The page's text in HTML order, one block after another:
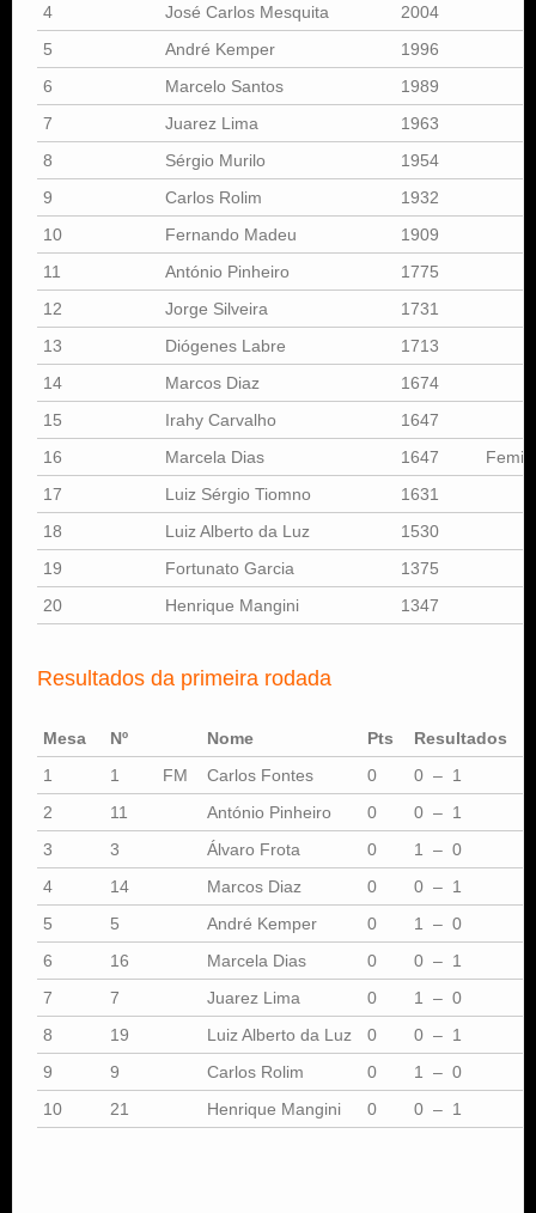
4
José Carlos Mesquita
2004
5
André Kemper
1996
6
Marcelo Santos
1989
7
Juarez Lima
1963
8
Sérgio Murilo
1954
9
Carlos Rolim
1932
10
Fernando Madeu
1909
11
António Pinheiro
1775
12
Jorge Silveira
1731
13
Diógenes Labre
1713
14
Marcos Diaz
1674
15
Irahy Carvalho
1647
16
Marcela Dias 1647
17
Luiz Sérgio Tiomno
1631
18
Luiz Alberto da Luz
1530
19
Fortunato Garcia
1375
20
Henrique Mangini 1347
Resultados da primeira rodada
Mesa Nº Nome Pts Resultados
1
1 FM Carlos Fontes 0 0 – 1
2
11 António Pinheiro 0 0 – 1
3
3 Álvaro Frota 0 1 – 0
4
14 Marcos Diaz 0 0 – 1
5
5 André Kemper 0 1 – 0
6
16 Marcela Dias 0 0 – 1
7
7 Juarez Lima 0 1 – 0
8
19 Luiz Alberto da Luz 0 0 – 1
9
9 Carlos Rolim 0 1 – 0
10
21 Henrique Mangini 0 0 – 1